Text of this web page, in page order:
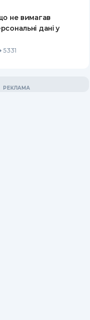
не вимагав
дані у
5331